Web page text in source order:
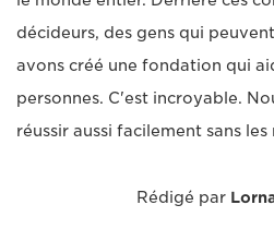
décideurs, des gens qui
avons créé une fondation qui
personnes. C'est incroyable.
réussir aussi facilement sans les
Rédigé par